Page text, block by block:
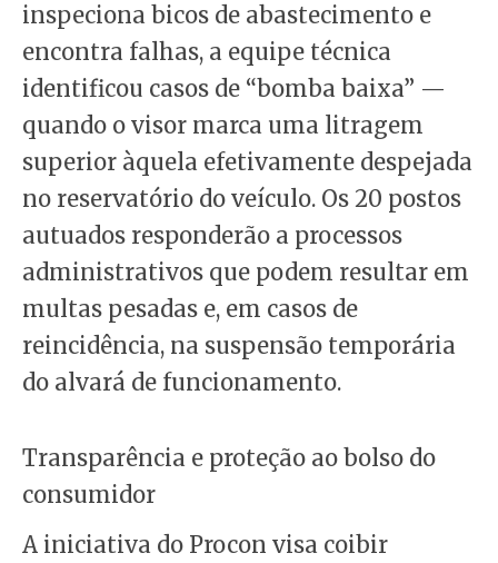
inspeciona bicos de abastecimento e
encontra falhas, a equipe técnica
identificou casos de “bomba baixa” —
quando o visor marca uma litragem
superior àquela efetivamente despejada
no reservatório do veículo. Os 20 postos
autuados responderão a processos
administrativos que podem resultar em
multas pesadas e, em casos de
reincidência, na suspensão temporária
do alvará de funcionamento.
Transparência e proteção ao bolso do
consumidor
A iniciativa do Procon visa coibir